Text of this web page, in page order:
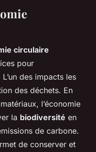
circulaire
pour
des impacts les
des déchets. En
l’économie
la biodiversité en
de carbone.
de conserver et